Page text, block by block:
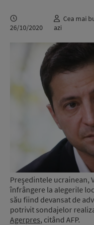
26/10/2020
Cea mai
azi
Preşedintele ucrainean,
înfrângere la alegerile
său fiind devansat de
potrivit sondajelor
Agerpres, citând AFP.